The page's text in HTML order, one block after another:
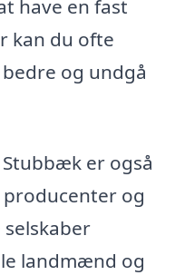
have en fast
kan du ofte
og undgå
er også
og
landmænd og